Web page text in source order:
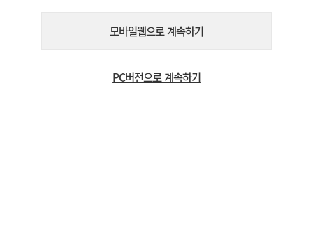
모바일웹으로 계속하기
PC버전으로 계속하기